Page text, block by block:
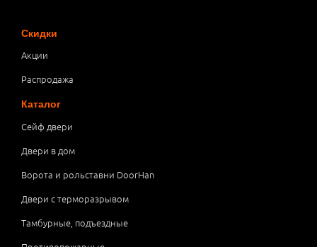
Скидки
Акции
Распродажа
Каталог
Сейф двери
Двери в дом
Ворота и рольставни DoorHan
Двери с терморазрывом
Тамбурные, подъездные